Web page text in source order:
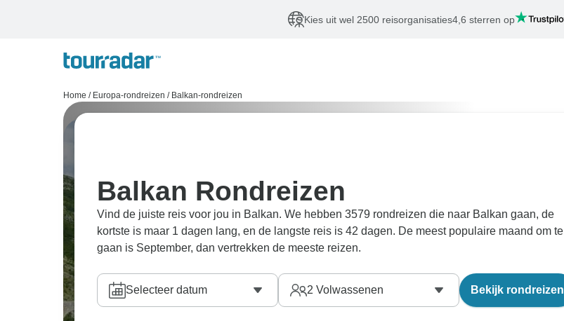
Kies uit wel 2500 reisorganisaties4,6 sterren op
Home / Europa-rondreizen / Balkan-rondreizen
Balkan Rondreizen
Vind de juiste reis voor jou in Balkan. We hebben 3579 rondreizen die naar Balkan gaan, de
kortste is maar 1 dagen lang, en de langste reis is 42 dagen. De meest populaire maand om te
gaan is September, dan vertrekken de meeste reizen.
Selecteer datum 2 Volwassenen Bekijk rondreizen